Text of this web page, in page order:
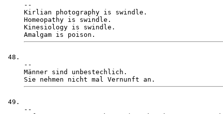
--
Kirlian photography is swindle.
Homeopathy is swindle.
Kinesiology is swindle.
--
Männer sind unbestechlich.
--